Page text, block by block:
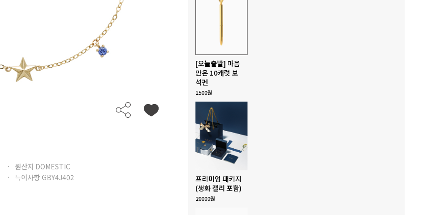
원산지 DOMESTIC
특이사항 GBY4J402
[오늘출발] 마음
만은 10캐럿 보
석펜
1500원
프리미엄 패키지
(생화 캘리 포함)
20000원